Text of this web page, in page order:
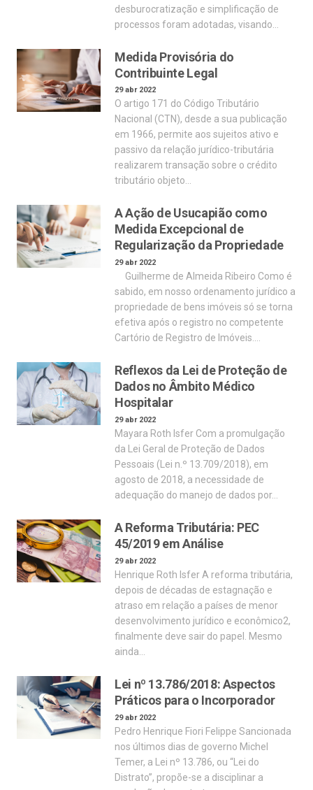
desburocratização e simplificação de
processos foram adotadas, visando…
Medida Provisória do
Contribuinte Legal
29 abr 2022
O artigo 171 do Código Tributário
Nacional (CTN), desde a sua publicação
em 1966, permite aos sujeitos ativo e
passivo da relação jurídico-tributária
realizarem transação sobre o crédito
tributário objeto…
A Ação de Usucapião como
Medida Excepcional de
Regularização da Propriedade
29 abr 2022
Guilherme de Almeida Ribeiro Como é
sabido, em nosso ordenamento jurídico a
propriedade de bens imóveis só se torna
efetiva após o registro no competente
Cartório de Registro de Imóveis.…
Reflexos da Lei de Proteção de
Dados no Âmbito Médico
Hospitalar
29 abr 2022
Mayara Roth Isfer Com a promulgação
da Lei Geral de Proteção de Dados
Pessoais (Lei n.º 13.709/2018), em
agosto de 2018, a necessidade de
adequação do manejo de dados por…
A Reforma Tributária: PEC
45/2019 em Análise
29 abr 2022
Henrique Roth Isfer A reforma tributária,
depois de décadas de estagnação e
atraso em relação a países de menor
desenvolvimento jurídico e econômico2,
finalmente deve sair do papel. Mesmo
ainda…
Lei nº 13.786/2018: Aspectos
Práticos para o Incorporador
29 abr 2022
Pedro Henrique Fiori Felippe Sancionada
nos últimos dias de governo Michel
Temer, a Lei nº 13.786, ou “Lei do
Distrato”, propõe-se a disciplinar a